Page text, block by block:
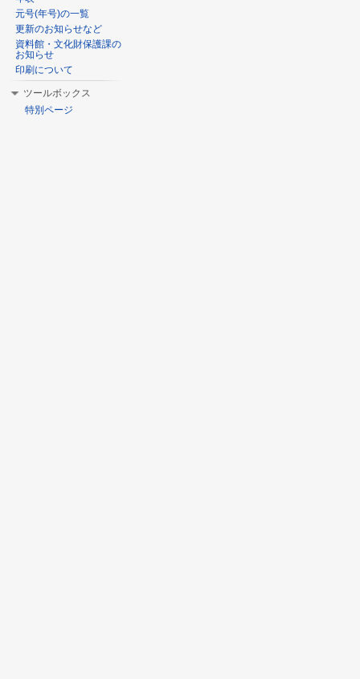
元号(年号)の一覧
更新のお知らせなど
資料館・文化財保護課の
お知らせ
印刷について
ツールボックス
特別ページ